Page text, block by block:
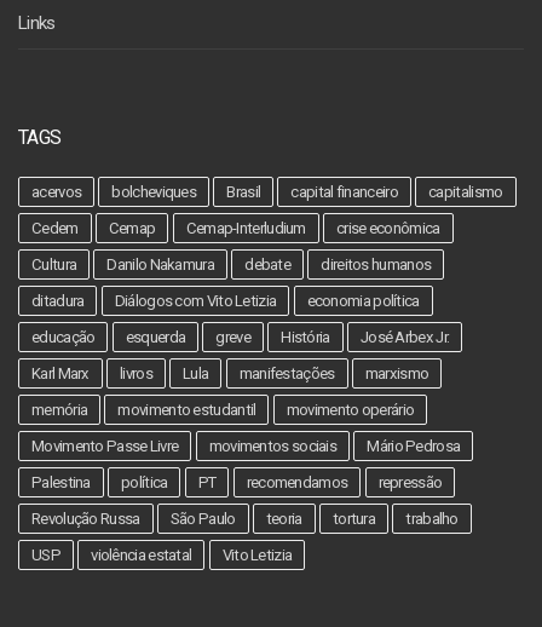
Links
TAGS
acervos bolcheviques Brasil capital financeiro
capitalismo
Cedem
Cemap Cemap-Interludium
crise econômica
Cultura
Danilo Nakamura debate
direitos humanos
ditadura
Diálogos com Vito Letizia
economia política
educação
esquerda greve História
José Arbex Jr.
Karl Marx
livros Lula manifestações
marxismo
memória
movimento estudantil
movimento operário
Movimento Passe Livre
movimentos sociais
Mário Pedrosa
Palestina
política PT recomendamos
repressão
Revolução Russa
São Paulo teoria tortura
trabalho
USP
violência estatal Vito Letizia